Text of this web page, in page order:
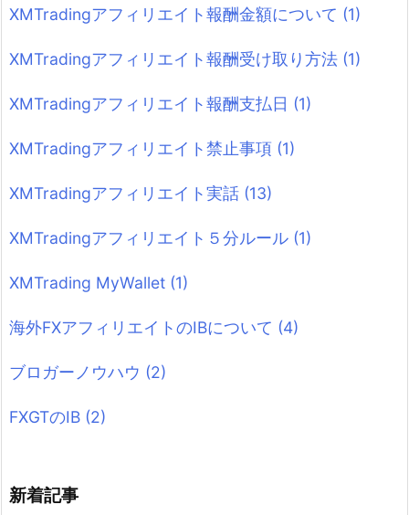
XMTradingアフィリエイト報酬金額について (1)
XMTradingアフィリエイト報酬受け取り方法 (1)
XMTradingアフィリエイト報酬支払日 (1)
XMTradingアフィリエイト禁止事項 (1)
XMTradingアフィリエイト実話 (13)
XMTradingアフィリエイト５分ルール (1)
XMTrading MyWallet (1)
海外FXアフィリエイトのIBについて (4)
ブロガーノウハウ (2)
FXGTのIB (2)
新着記事